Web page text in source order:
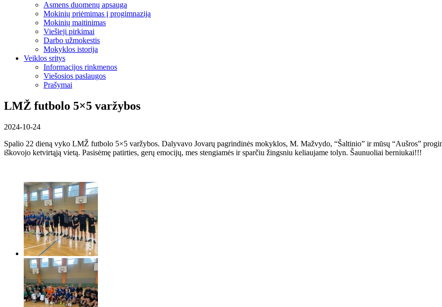
Asmens duomenų apsauga
Mokinių priėmimas į progimnaziją
Mokinių maitinimas
Viešieji pirkimai
Darbo užmokestis
Mokyklos istorija
Veiklos sritys
Informacijos rinkmenos
Viešosios paslaugos
Prašymai
LMŽ futbolo 5×5 varžybos
2024-10-24
Spalio 22 dieną vyko LMŽ futbolo 5×5 varžybos. Dalyvavo Jovarų pagrindinės mokyklos, M. Mažvydo, “Šaltinio” ir mūsų “Aušros”
iškovojo ketvirtąją vietą. Pasisėmę patirties, gerų emocijų, mes stengiamės ir sparčiu žingsniu keliaujame tolyn. Šaunuoliai berniukai!!!